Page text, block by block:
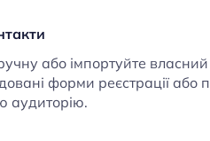
або імпортуйте
форми реєстрації або
аудиторію.